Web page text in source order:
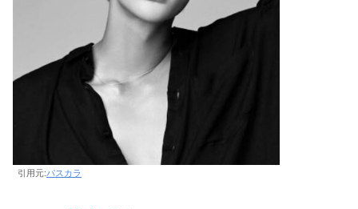
引用元:パスカラ